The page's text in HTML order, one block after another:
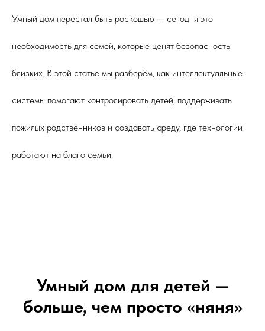
Умный дом перестал быть роскошью — сегодня это
необходимость для семей, которые ценят безопасность
близких. В этой статье мы разберём, как интеллектуальные
системы помогают контролировать детей, поддерживать
пожилых родственников и создавать среду, где технологии
работают на благо семьи.
Умный дом для детей —
больше, чем просто «няня»